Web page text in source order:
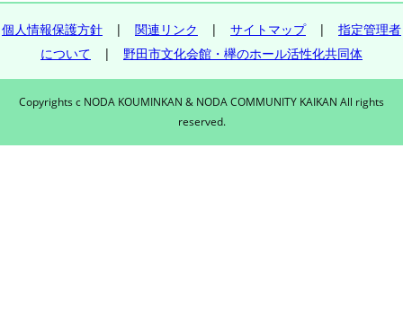
個人情報保護方針 | 関連リンク | サイトマップ| 指定管理者
について | 野田市文化会館・欅のホール活性化共同体
Copyrights c NODA KOUMINKAN & NODA COMMUNITY KAIKAN All rights
reserved.